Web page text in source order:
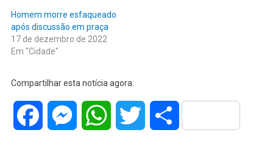
Homem morre esfaqueado
após discussão em praça
17 de dezembro de 2022
Em "Cidade"
Compartilhar esta notícia agora:
Facebook MessengerWhatsAppTwitter Share